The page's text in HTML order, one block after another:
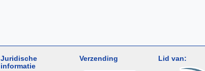
Juridische
informatie
Verzending Lid van: